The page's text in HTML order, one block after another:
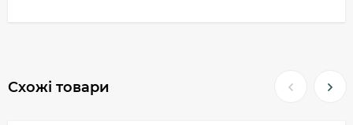
Схожі товари